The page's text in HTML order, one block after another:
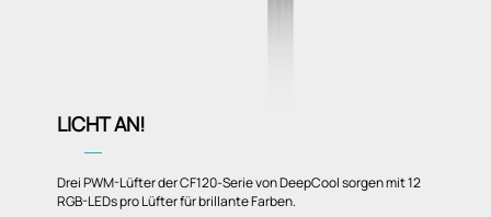
LICHT AN!
Drei PWM-Lüfter der CF120-Serie von DeepCool sorgen mit 12
RGB-LEDs pro Lüfter für brillante Farben.